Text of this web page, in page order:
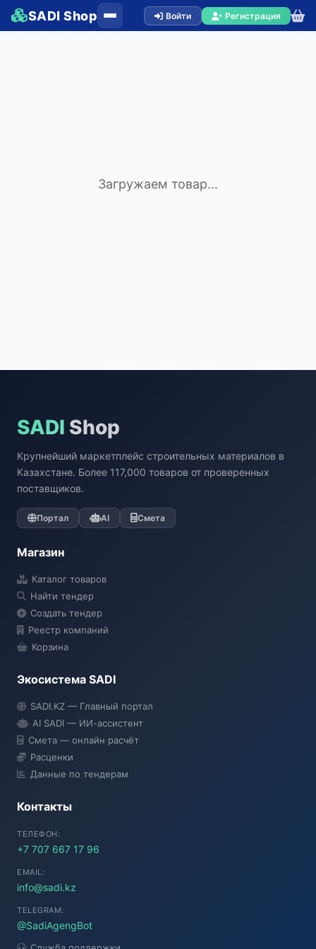
SADI Shop Войти Регистрация
Загружаем товар...
SADI Shop
Крупнейший маркетплейс строительных материалов в
Казахстане. Более 117,000 товаров от проверенных
поставщиков.
Портал AI Смета
Магазин
Каталог товаров
Найти тендер
Создать тендер
Реестр компаний
Корзина
Экосистема SADI
SADI.KZ — Главный портал
AI SADI — ИИ-ассистент
Смета — онлайн расчёт
Расценки
Данные по тендерам
Контакты
ТЕЛЕФОН:
+7 707 667 17 96
EMAIL:
info@sadi.kz
TELEGRAM:
@SadiAgengBot
● Подключение...